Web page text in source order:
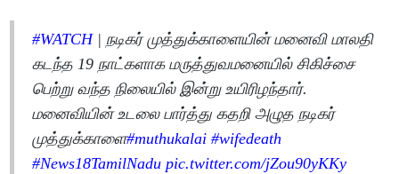
#WATCH| நடிகர் முத்துக்காளையின் மனைவி மாலதி
கடந்த 19 நாட்களாக மருத்துவமனையில் சிகிச்சை
பெற்று வந்த நிலையில் இன்று உயிரிழந்தார்.
மனைவியின் உடலை பார்த்து கதறி அழுத நடிகர்
முத்துக்காளை​#muthukalai #wifedeath
#News18TamilNadu pic.twitter.com/jZou90yKKy